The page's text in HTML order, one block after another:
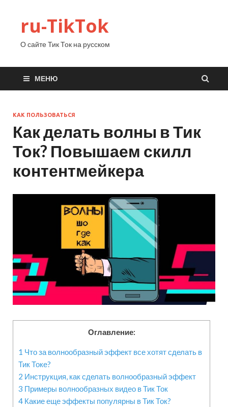
ru-TikTok
О сайте Тик Ток на русском
МЕНЮ
КАК ПОЛЬЗОВАТЬСЯ
Как делать волны в Тик
Ток? Повышаем скилл
контентмейкера
Оглавление:
1 Что за волнообразный эффект все хотят сделать в
Тик Токе?
2 Инструкция, как сделать волнообразный эффект
3 Примеры волнообразных видео в Тик Ток
4 Какие еще эффекты популярны в Тик Ток?